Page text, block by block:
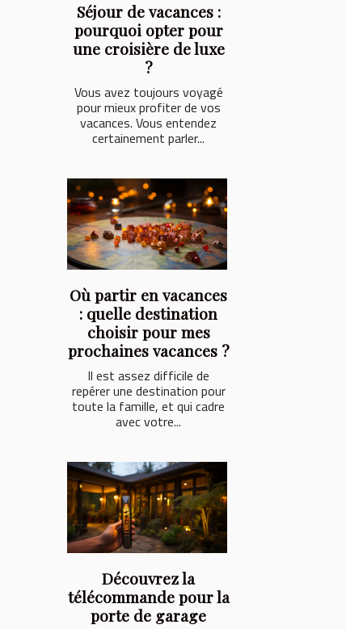
Séjour de vacances :
pourquoi opter pour
une croisière de luxe
?
Vous avez toujours voyagé
pour mieux profiter de vos
vacances. Vous entendez
certainement parler...
Où partir en vacances
: quelle destination
choisir pour mes
prochaines vacances ?
Il est assez difficile de
repérer une destination pour
toute la famille, et qui cadre
avec votre...
Découvrez la
télécommande pour la
porte de garage